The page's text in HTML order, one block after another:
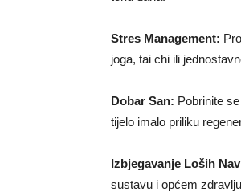
Stres Management:
joga, tai chi ili
Dobar San: Pobrinite
tijelo imalo priliku
Izbjegavanje Loših
sustavu i općem